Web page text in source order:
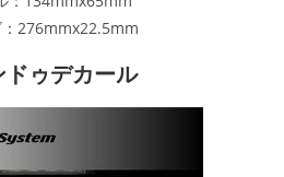
276mmx22.5mm
ドゥデカール